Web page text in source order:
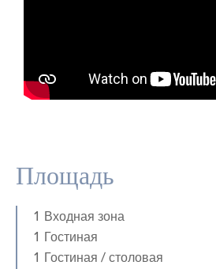
Площадь
1 Входная зона
1 Гостиная
1 Гостиная / столовая